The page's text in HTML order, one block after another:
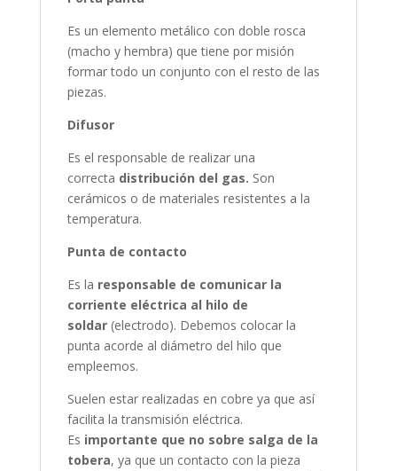
Es un elemento metálico con doble rosca
(macho y hembra) que tiene por misión
formar todo un conjunto con el resto de las
piezas.
Difusor
Es el responsable de realizar una
correcta distribución del gas. Son
cerámicos o de materiales resistentes a la
temperatura.
Punta de contacto
Es la responsable de comunicar la
corriente eléctrica al hilo de
soldar(electrodo). Debemos colocar la
punta acorde al diámetro del hilo que
empleemos.
Suelen estar realizadas en cobre ya que así
facilita la transmisión eléctrica.
Es importante que no sobre salga de la
tobera, ya que un contacto con la pieza